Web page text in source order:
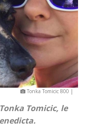
Tonka Tomicic 800 |
Tomicic, le